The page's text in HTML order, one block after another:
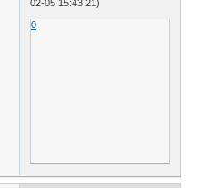
02-05 15:43:21)
0